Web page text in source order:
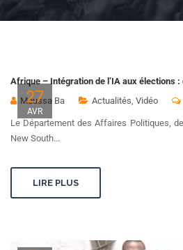
27
AVR
Afrique – Intégration de l’IA aux élections
Moussa Ba
Actualités, Vidéo
Le Département des Affaires Politiques,
New South...
LIRE PLUS